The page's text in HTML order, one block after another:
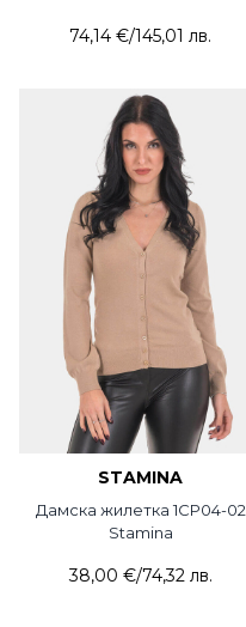
74,14 €/145,01 лв.
STAMINA
Дамска жилетка 1CP04-02
Stamina
38,00 €/74,32 лв.